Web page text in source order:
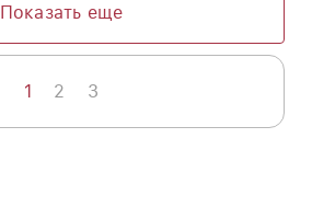
Показать еще
1 2 3